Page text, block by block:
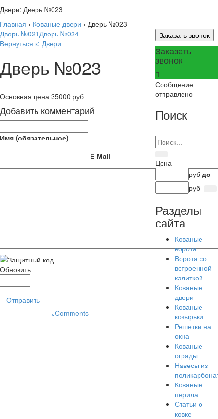
Двери: Дверь №023
Главная › Кованые двери › Дверь №023
Дверь №021 Дверь №024
Вернуться к: Двери
Дверь №023
Основная цена 35000 руб
Добавить комментарий
Имя (обязательное)
E-Mail
Обновить
Отправить
JComments
Заказать звонок
Заказать
звонок
Сообщение
отправлено
Поиск
Цена
руб до
руб
Разделы
сайта
Кованые
ворота
Ворота со
встроенной
калиткой
Кованые
двери
Кованые
козырьки
Решетки на
окна
Кованые
ограды
Навесы из
Кованые
перила
Статьи о
ковке